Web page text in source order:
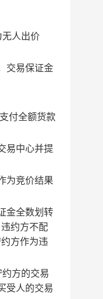
无人出价
交易保证金
付全额货款
易中心并提
为竞价结果
金全数划转
约方不配
方作为违
方的交易
受人的交易